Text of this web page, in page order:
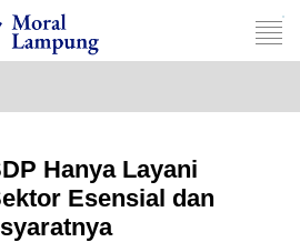
Hanya Layani
Esensial dan